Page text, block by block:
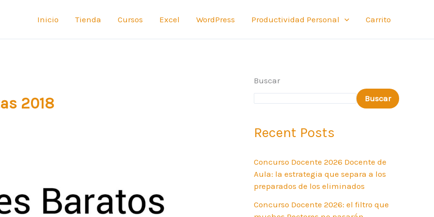
Inicio Tienda Cursos Excel WordPress Productividad Personal Carrito
2018
Buscar
Buscar
Recent Posts
Concurso Docente 2026 Docente de
Aula: la estrategia que separa a los
preparados de los eliminados
Concurso Docente 2026: el filtro que